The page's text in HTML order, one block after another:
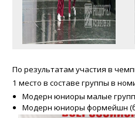
По результатам участия в
1 место в составе группы в
Модерн юниоры малые
Модерн юниоры формейшн